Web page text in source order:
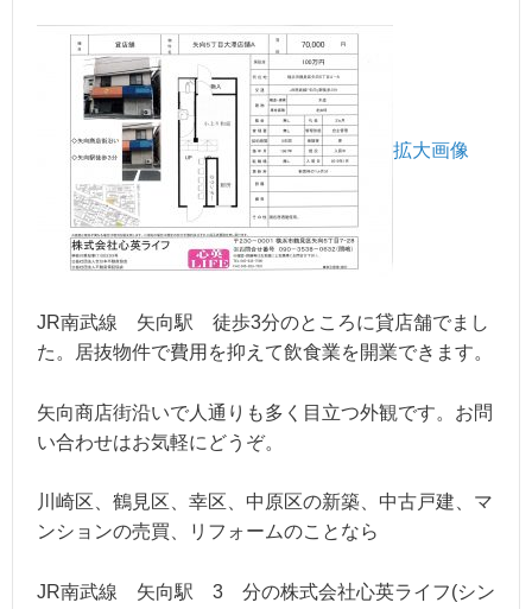
拡大画像
JR南武線 矢向駅 徒歩3分のところに貸店舗でまし
た。居抜物件で費用を抑えて飲食業を開業できます。
矢向商店街沿いで人通りも多く目立つ外観です。お問
い合わせはお気軽にどうぞ。
川崎区、鶴見区、幸区、中原区の新築、中古戸建、マ
ンションの売買、リフォームのことなら
JR南武線 矢向駅 3 分の株式会社心英ライフ(シン